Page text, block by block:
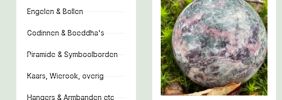
Engelen & Bollen
Godinnen & Boeddha's
Piramide & Symboolborden
Kaars, Wierook, overig
Hangers & Armbanden etc